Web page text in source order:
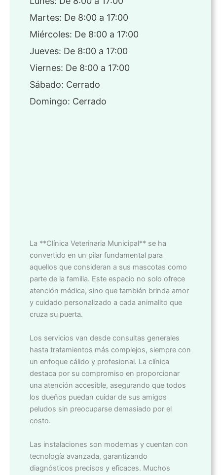
Martes: De 8:00 a 17:00
Miércoles: De 8:00 a 17:00
Jueves: De 8:00 a 17:00
Viernes: De 8:00 a 17:00
Sábado: Cerrado
Domingo: Cerrado
La **Clínica Veterinaria Municipal** se ha
convertido en un pilar fundamental para
aquellos que consideran a sus mascotas como
parte de la familia. Este espacio no solo ofrece
atención médica, sino que también brinda amor
y cuidado personalizado a cada animalito que
cruza su puerta.
Los servicios van desde consultas generales
hasta tratamientos más complejos, siempre con
un enfoque cálido y profesional. La clínica
destaca por su compromiso en proporcionar
una atención accesible, asegurando que todos
los dueños puedan cuidar de sus amigos
peludos sin preocuparse demasiado por el
costo.
Las instalaciones son modernas y cuentan con
tecnología avanzada, garantizando
diagnósticos precisos y eficaces. Muchos